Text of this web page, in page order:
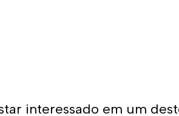
interessado em um